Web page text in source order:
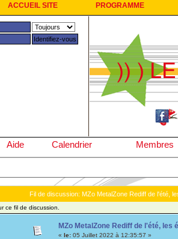
ACCUEIL SITE PROGRAMME
Aide Calendrier Membres
Fil de discussion: MZo MetalZone Rediff de l'été,
ce fil de discussion.
MZo MetalZone Rediff de l'été, les
« le: 05 Juillet 2022 à 12:35:57 »